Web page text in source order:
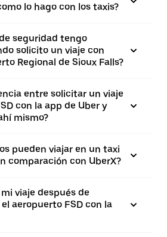
lo hago con los taxis?
seguridad tengo
solicito un viaje con
Regional de Sioux Falls?
entre solicitar un viaje
con la app de Uber y
mismo?
pueden viajar en un taxi
comparación con UberX?
viaje después de
aeropuerto FSD con la